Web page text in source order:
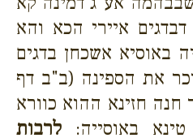
איירי הכא והא
באוסיא אשכחן בדגים
את הספינה (ב"ב דף
חזינא ההוא כוורא
באוסייה: לרבות